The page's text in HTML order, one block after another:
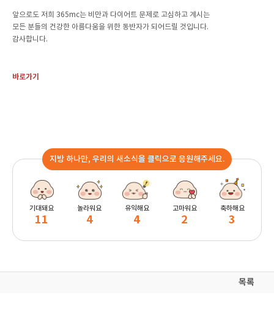
앞으로도 저희 365mc는 비만과 다이어트 문제로 고심하고 계시는
모든 분들의 건강한 아름다움을 위한 동반자가 되어드릴 것입니다.
감사합니다.
바로가기
지방 하나만, 우리의 새소식을 클릭으로 응원해주세요.
기대돼요
11
놀라워요
4
유익해요
4
고마워요
2
축하해요
3
목록